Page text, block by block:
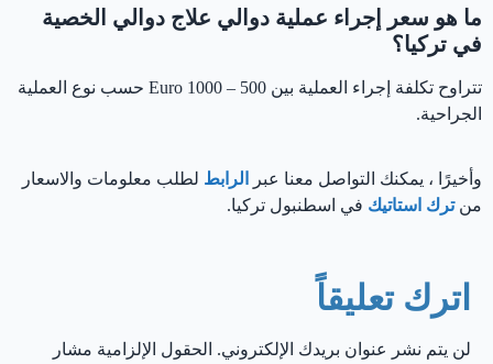
ما هو سعر إجراء عملية دوالي علاج دوالي الخصية
في تركيا؟
تتراوح تكلفة إجراء العملية بين 500 – 1000 Euro حسب نوع العملية
الجراحية.
وأخيرًا ، يمكنك التواصل معنا عبر الر ابط لطلب معلومات والاسعار
منترك ستاتيك في اسطنبول تركيا.
اترك تعليقاً
لن يتم نشر عنوان بريدك الإلكتروني. الحقول الإلزامية مشار